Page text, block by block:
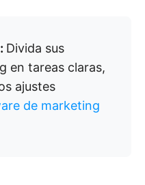
Divida sus
en tareas claras,
ajustes
de marketing